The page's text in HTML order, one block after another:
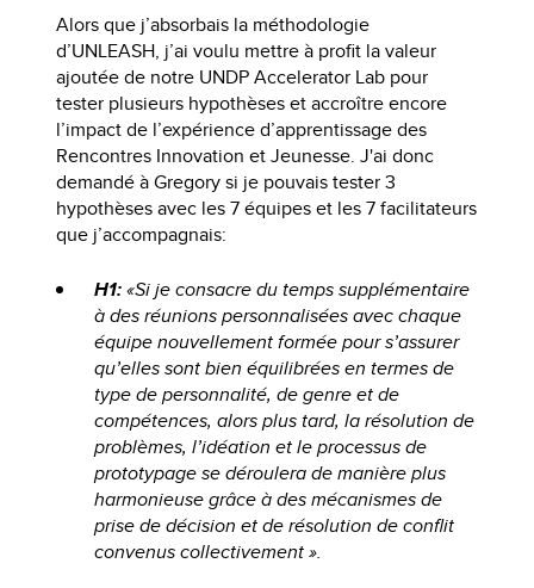
Alors que j’absorbais la méthodologie
d’UNLEASH, j’ai voulu mettre à profit la valeur
ajoutée de notre UNDP Accelerator Lab pour
tester plusieurs hypothèses et accroître encore
l’impact de l’expérience d’apprentissage des
Rencontres Innovation et Jeunesse. J'ai donc
demandé à Gregory si je pouvais tester 3
hypothèses avec les 7 équipes et les 7 facilitateurs
que j’accompagnais:
H1:«Si je consacre du temps supplémentaire
à des réunions personnalisées avec chaque
équipe nouvellement formée pour s’assurer
qu’elles sont bien équilibrées en termes de
type de personnalité, de genre et de
compétences, alors plus tard, la résolution de
problèmes, l’idéation et le processus de
prototypage se déroulera de manière plus
harmonieuse grâce à des mécanismes de
prise de décision et de résolution de conflit
convenus collectivement ».